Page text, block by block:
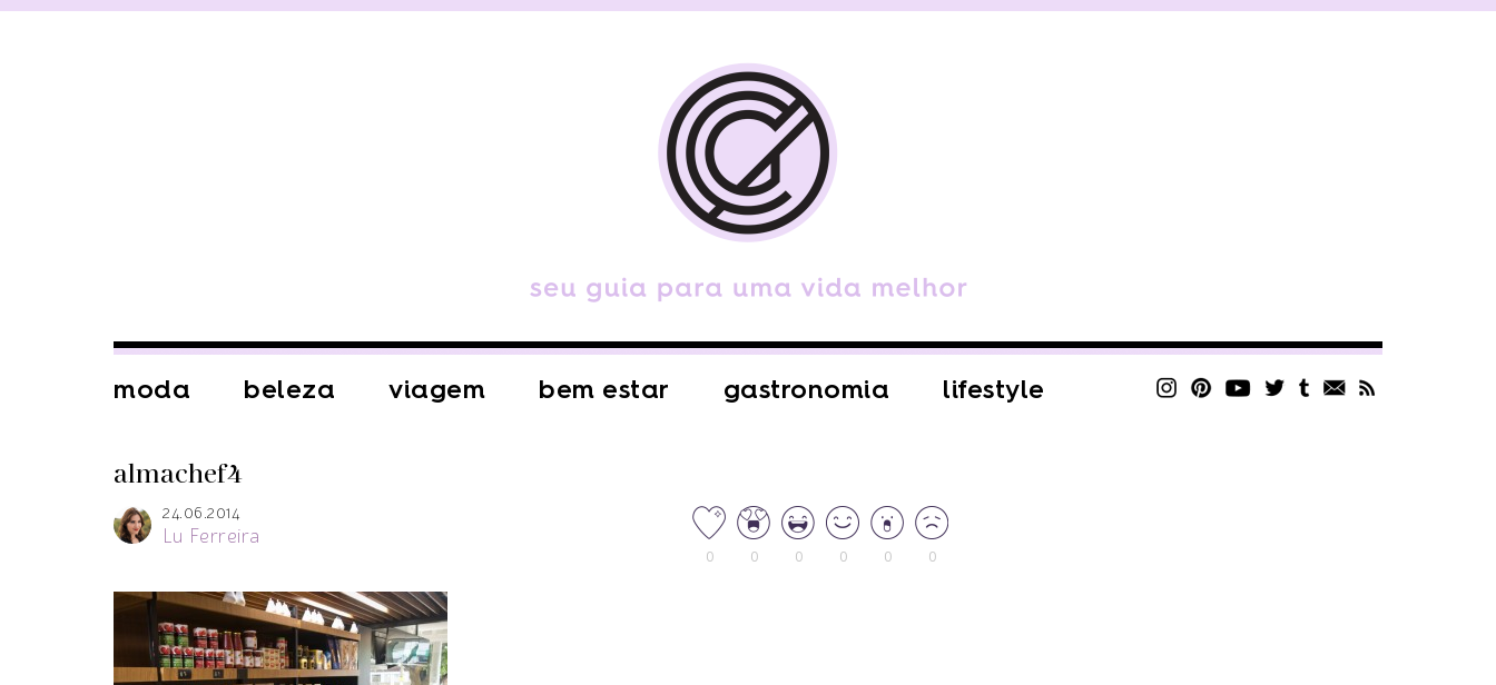
moda beleza viagem bem estar gastronomia lifestyle
almachef4
24.06.2014
Lu Ferreira
0 0 0 0 0 0